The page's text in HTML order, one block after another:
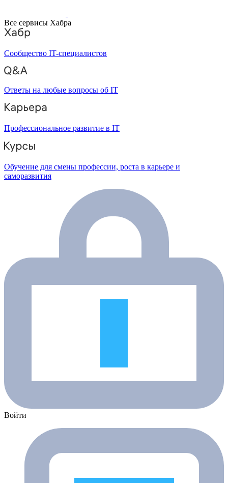
Все сервисы Хабра
Сообщество IT-специалистов
Ответы на любые вопросы об IT
Профессиональное развитие в IT
Обучение для смены профессии, роста в карьере и
саморазвития
Войти